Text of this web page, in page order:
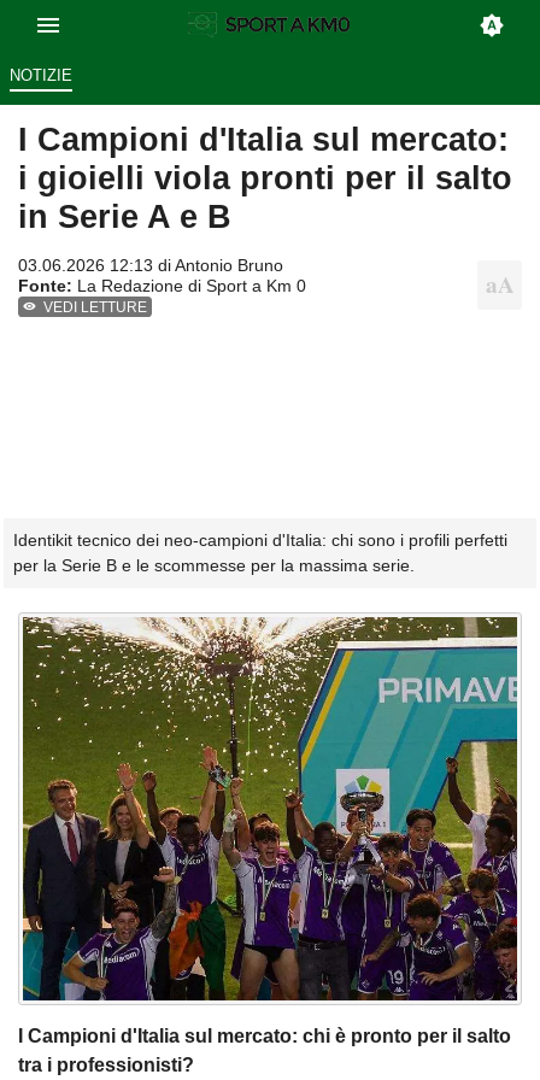
NOTIZIE
I Campioni d'Italia sul mercato:
i gioielli viola pronti per il salto
in Serie A e B
03.06.2026 12:13 diAntonio Bruno
Fonte: La Redazione di Sport a Km 0
VEDI LETTURE
Identikit tecnico dei neo-campioni d'Italia: chi sono i profili perfetti
per la Serie B e le scommesse per la massima serie.
I Campioni d'Italia sul mercato: chi è pronto per il salto
tra i professionisti?